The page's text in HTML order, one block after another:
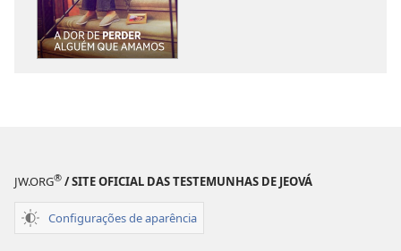
perder
alguém
perder
alguém
JW.ORG® / SITE OFICIAL DAS TESTEMUNHAS DE JEOVÁ
Configurações de aparência